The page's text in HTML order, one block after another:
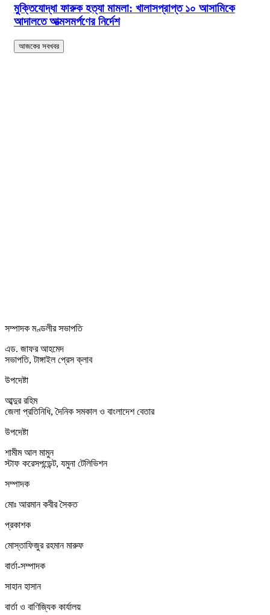
মুক্তিযোদ্ধা ফারুক হত্যা মামলা: খালাসপ্রাপ্ত ১০ আসামিকে
আদালতে আত্মসমর্পণের নির্দেশ
সম্পাদক মণ্ডলীর সভাপতি
এড. জাফর আহমেদ
সভাপতি, টাঙ্গাইল প্রেস ক্লাব
উপদেষ্টা
আব্দুর রহিম
জেলা প্রতিনিধি, দৈনিক সমকাল ও বাংলাদেশ বেতার
উপদেষ্টা
শামীম আল মামুন
স্টাফ করেসপন্ডেন্ট, যমুনা টেলিভিশন
সম্পাদক
মোঃ আরমান কবীর সৈকত
প্রকাশক
মোস্তাফিজুর রহমান মারুফ
বার্তা-সম্পাদক
সাহান হাসান
বার্তা ও বাণিজ্যিক কার্যালয়